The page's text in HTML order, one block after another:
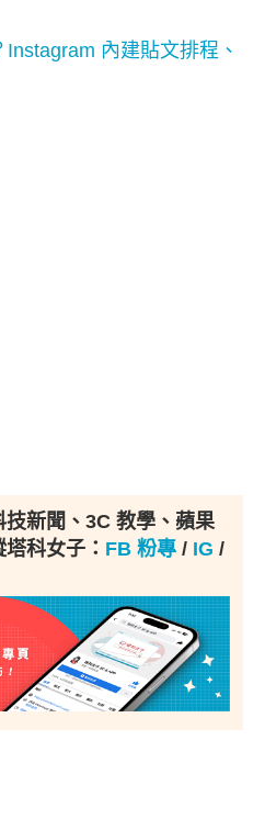
內建貼文排程、
新聞、3C 教學、蘋果
科女子： FB 粉專 / IG /